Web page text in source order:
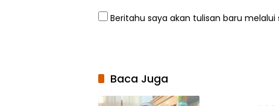
Beritahu saya akan tulisan baru melalui
Baca Juga